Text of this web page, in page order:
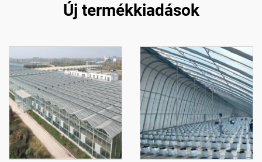
Új termékkiadások